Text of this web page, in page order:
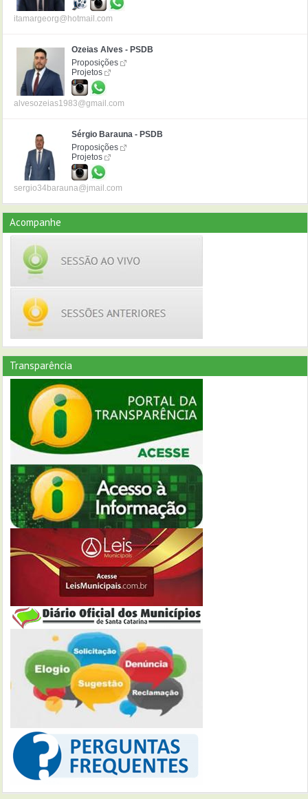
itamargeorg@hotmail.com
Ozeias Alves - PSDB
Proposições
Projetos
alvesozeias1983@gmail.com
Sérgio Barauna - PSDB
Proposições
Projetos
sergio34barauna@jmail.com
Acompanhe
Transparência